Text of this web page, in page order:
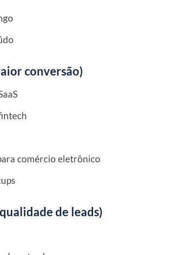
conversão)
comércio eletrônico
de leads)